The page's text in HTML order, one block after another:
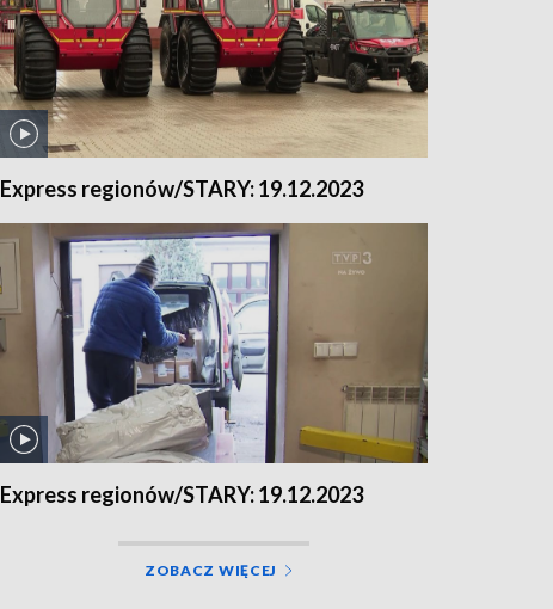
Express regionów/STARY: 19.12.2023
Express regionów/STARY: 19.12.2023
ZOBACZ WIĘCEJ